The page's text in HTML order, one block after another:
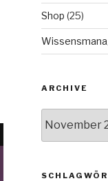
Shop (25)
ARCHIVE